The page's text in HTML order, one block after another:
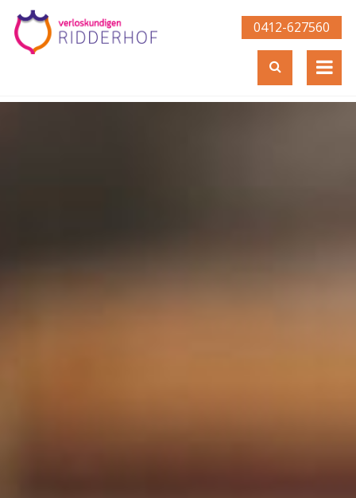
0412-627560­